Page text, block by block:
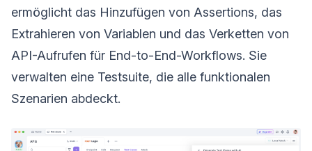
ermöglicht das Hinzufügen von Assertions, das
Extrahieren von Variablen und das Verketten von
API-Aufrufen für End-to-End-Workflows. Sie
verwalten eine Testsuite, die alle funktionalen
Szenarien abdeckt.